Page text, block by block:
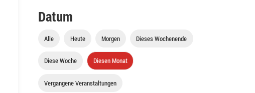
Datum
Alle Heute Morgen Dieses Wochenende
Diese Woche Diesen Monat
Vergangene Veranstaltungen